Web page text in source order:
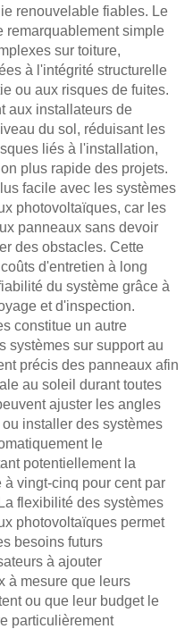
renouvelable fiables. Le
remarquablement simple
sur toiture,
à l'intégrité structurelle
ou aux risques de fuites.
aux installateurs de
du sol, réduisant les
liés à l'installation,
plus rapide des projets.
facile avec les systèmes
photovoltaïques, car les
panneaux sans devoir
des obstacles. Cette
d'entretien à long
du système grâce à
et d'inspection.
constitue un autre
systèmes sur support au
précis des panneaux afin
au soleil durant toutes
ajuster les angles
installer des systèmes
le
potentiellement la
vingt-cinq pour cent par
flexibilité des systèmes
photovoltaïques permet
besoins futurs
à ajouter
à mesure que leurs
ou que leur budget le
particulièrement